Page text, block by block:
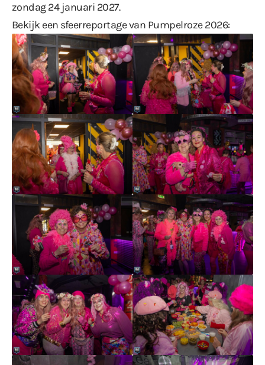
zondag 24 januari 2027.
Bekijk een sfeerreportage van Pumpelroze 2026: